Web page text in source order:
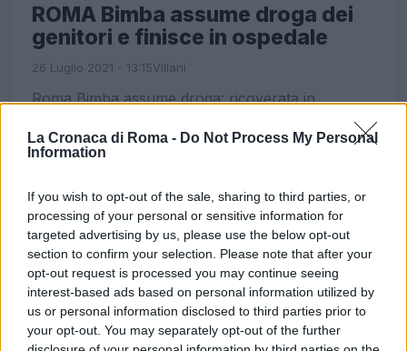
La Cronaca di Roma - Do Not Process My Personal
Information
If you wish to opt-out of the sale, sharing to third parties, or
processing of your personal or sensitive information for
targeted advertising by us, please use the below opt-out
section to confirm your selection. Please note that after your
opt-out request is processed you may continue seeing
interest-based ads based on personal information utilized by
us or personal information disclosed to third parties prior to
your opt-out. You may separately opt-out of the further
ROMA Bimba assume droga dei
genitori e finisce in ospedale
26 Luglio 2021 - 13:15Villani
Roma Bimba assume droga: ricoverata in
Leggi l’articolo →